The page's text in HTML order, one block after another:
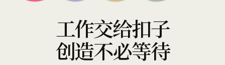
工作交给扣子
创造不必等待